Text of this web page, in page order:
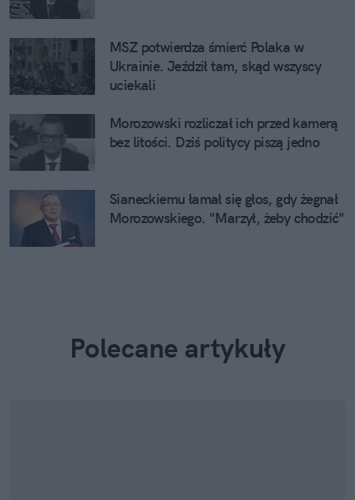
MSZ potwierdza śmierć Polaka w
Ukrainie. Jeździł tam, skąd wszyscy
uciekali
Morozowski rozliczał ich przed kamerą
bez litości. Dziś politycy piszą jedno
Sianeckiemu łamał się głos, gdy żegnał
Morozowskiego. "Marzył, żeby chodzić"
Polecane artykuły